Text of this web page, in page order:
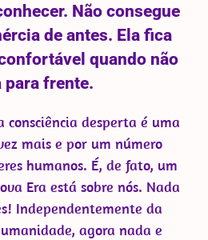
Não consegue
de antes. Ela fica
quando não
para frente.
desperta é uma
mais e por um número
humanos. É, de fato, um
Era está sobre nós. Nada
Independentemente da
agora nada e